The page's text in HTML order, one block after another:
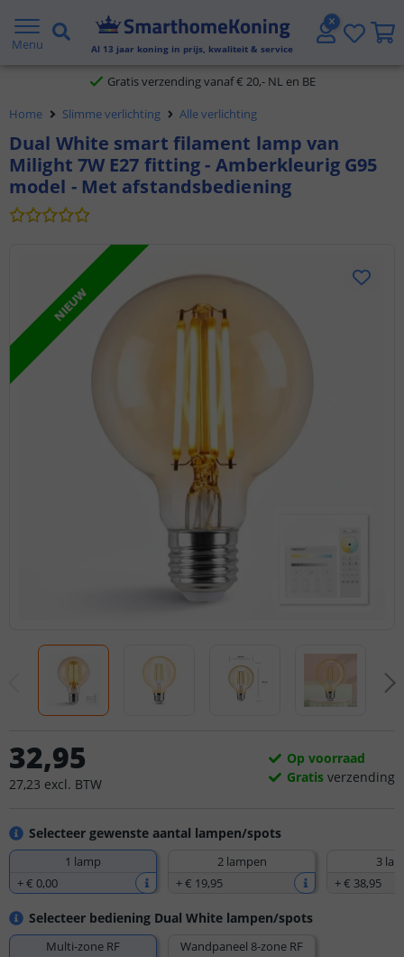
Menu Al 13 jaar koning in prijs, kwaliteit & service
2 jaar garantie
Gratis verzending vanaf € 20,- NL en BE
Klantbeoordeling 9.1
Voor 23:45 uur besteld,morgen in huis
Home Slimme verlichting Alle verlichting
Dual White smart filament lamp van
Milight 7W E27 fitting - Amberkleurig G95
model - Met afstandsbediening
NIEUW
Selecteer gewenste aantal lampen/spots
1 lamp
+€ 0,00
2 lampen
+€ 19,95
3
+€ 38,95
Selecteer bediening Dual White lampen/spots
Multi-zone RF Wandpaneel 8-zone RF
32,95
27,23 excl. BTW
Op voorraad
Gratis verzending